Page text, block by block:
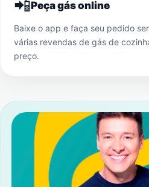
📲Peça gás online
Baixe o app e faça seu pedido
várias revendas de gás de
preço.